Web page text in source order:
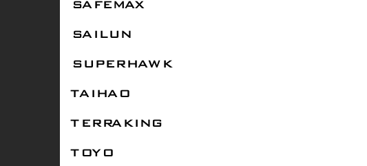
SAFEMAX
SAILUN
SUPERHAWK
TAIHAO
TERRAKING
TOYO